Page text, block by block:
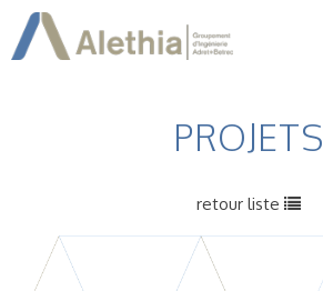
PROJETS
retour liste